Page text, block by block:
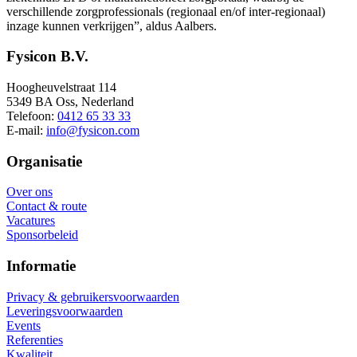
verschillende zorgprofessionals (regionaal en/of inter-regionaal)
inzage kunnen verkrijgen”, aldus Aalbers.
Fysicon B.V.
Hoogheuvelstraat 114
5349 BA Oss, Nederland
Telefoon: 0412 65 33 33
E-mail: info@fysicon.com
Organisatie
Over ons
Contact & route
Vacatures
Sponsorbeleid
Informatie
Privacy & gebruikersvoorwaarden
Leveringsvoorwaarden
Events
Referenties
Kwaliteit